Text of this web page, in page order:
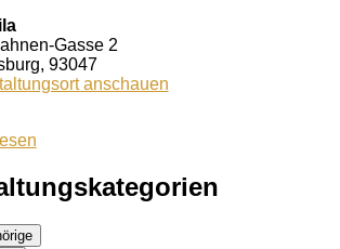
Gasse 2
, 93047
anschauen